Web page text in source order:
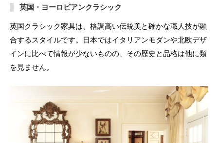
英国・ヨーロピアンクラシック
英国クラシック家具は、格調高い伝統美と確かな職人技が融
合するスタイルです。日本ではイタリアンモダンや北欧デザ
インに比べて情報が少ないものの、その歴史と品格は他に類
を見ません。